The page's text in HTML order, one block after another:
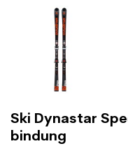
Ski Dynastar
bindung